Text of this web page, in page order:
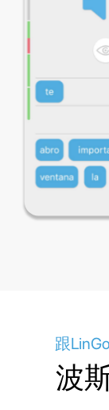
跟
波